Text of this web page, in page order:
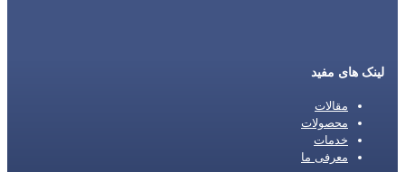
لینک های مفید
مقالات
محصولات
خدمات
معرفی ما